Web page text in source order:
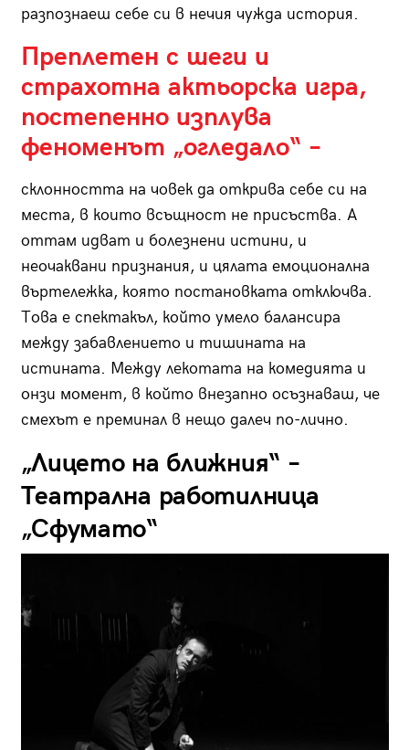
разпознаеш себе си в нечия чужда история.
Преплетен с шеги и
страхотна актьорска игра,
постепенно изплува
феноменът „огледало“ –
склонността на човек да открива себе си на
места, в които всъщност не присъства. А
оттам идват и болезнени истини, и
неочаквани признания, и цялата емоционална
въртележка, която постановката отключва.
Това е спектакъл, който умело балансира
между забавлението и тишината на
истината. Между лекотата на комедията и
онзи момент, в който внезапно осъзнаваш, че
смехът е преминал в нещо далеч по-лично.
„Лицето на ближния“ –
Театрална работилница
„Сфумато“